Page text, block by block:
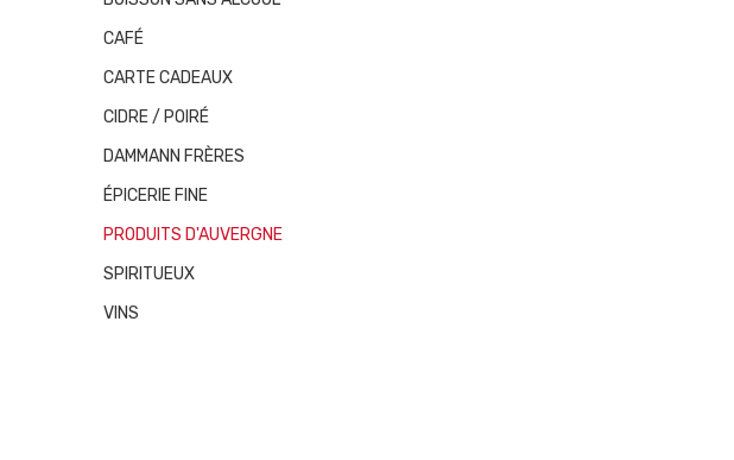
CAFÉ
CARTE CADEAUX
CIDRE / POIRÉ
DAMMANN FRÈRES
ÉPICERIE FINE
PRODUITS D'AUVERGNE
SPIRITUEUX
VINS